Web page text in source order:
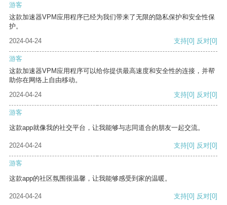
游客
这款加速器VPM应用程序已经为我们带来了无限的隐私保护和安全性保
护。
2024-04-24
支持[0] 反对[0]
游客
这款加速器VPM应用程序可以给你提供最高速度和安全性的连接，并帮
助你在网络上自由移动。
2024-04-24
支持[0] 反对[0]
游客
这款app就像我的社交平台，让我能够与志同道合的朋友一起交流。
2024-04-24 支持[0] 反对[0]
游客
这款app的社区氛围很温馨，让我能够感受到家的温暖。
2024-04-24 支持[0] 反对[0]